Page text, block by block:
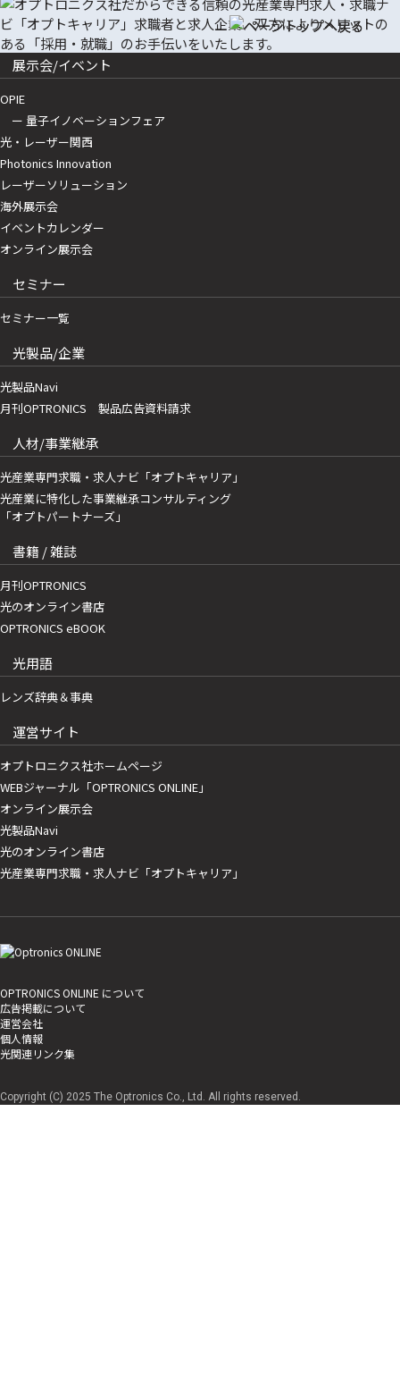
展示会/イベント
OPIE
ー 量子イノベーションフェア
光・レーザー関西
Photonics Innovation
レーザーソリューション
海外展示会
イベントカレンダー
オンライン展示会
セミナー
セミナー一覧
光製品/企業
光製品Navi
月刊OPTRONICS 製品広告資料請求
人材/事業継承
光産業専門求職・求人ナビ「オプトキャリア」
光産業に特化した事業継承コンサルティング
「オプトパートナーズ」
書籍 / 雑誌
月刊OPTRONICS
光のオンライン書店
OPTRONICS eBOOK
光用語
レンズ辞典＆事典
運営サイト
オプトロニクス社ホームページ
WEBジャーナル「OPTRONICS ONLINE」
オンライン展示会
光製品Navi
光のオンライン書店
光産業専門求職・求人ナビ「オプトキャリア」
OPTRONICS ONLINE について
広告掲載について
運営会社
個人情報
光関連リンク集
Copyright (C) 2025 The Optronics Co., Ltd. All rights reserved.